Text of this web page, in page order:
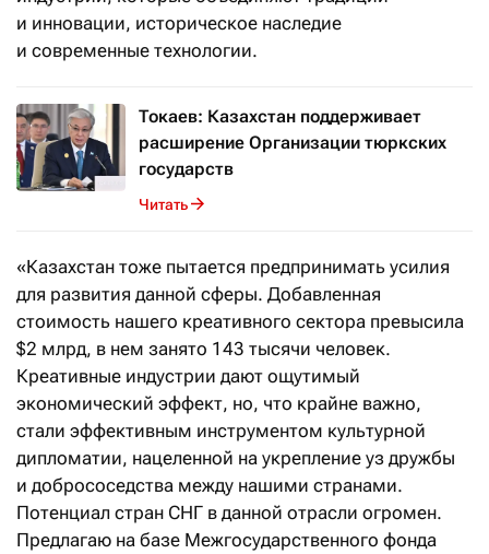
и инновации, историческое наследие
и современные технологии.
Токаев: Казахстан поддерживает
расширение Организации тюркских
государств
Читать
«Казахстан тоже пытается предпринимать усилия
для развития данной сферы. Добавленная
стоимость нашего креативного сектора превысила
$2 млрд, в нем занято 143 тысячи человек.
Креативные индустрии дают ощутимый
экономический эффект, но, что крайне важно,
стали эффективным инструментом культурной
дипломатии, нацеленной на укрепление уз дружбы
и добрососедства между нашими странами.
Потенциал стран СНГ в данной отрасли огромен.
Предлагаю на базе Межгосударственного фонда